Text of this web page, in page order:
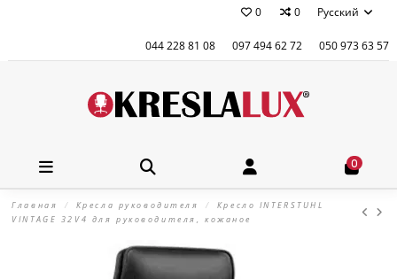
0 0 Русский
044 228 81 08 097 494 62 72 050 973 63 57
0
Главная Кресла руководителя
Кресло INTERSTUHL
VINTAGE 32V4 для руководителя, кожаное